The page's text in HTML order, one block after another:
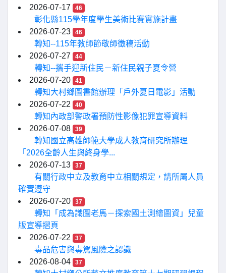
2026-07-17
46
彰化縣115學年度學生美術比賽實施計畫
2026-07-23
46
轉知--115年教師節敬師徵稿活動
2026-07-27
44
轉知--攜手迎新住民－新住民親子夏令營
2026-07-20
41
轉知大村鄉圖書館辦理「戶外夏日電影」活動
2026-07-22
40
轉知內政部警政署預防性影像犯罪宣導資料
2026-07-08
39
轉知國立高雄師範大學成人教育研究所辦理
「2026全齡人生與終身學...
2026-07-13
37
有關行政中立及教育中立相關規定，請所屬人員
確實遵守
2026-07-20
37
轉知「成為識圖老馬－探索國土測繪圖資」兒童
版宣導摺頁
2026-07-22
37
毒品危害與毒駕風險之認識
2026-08-04
37